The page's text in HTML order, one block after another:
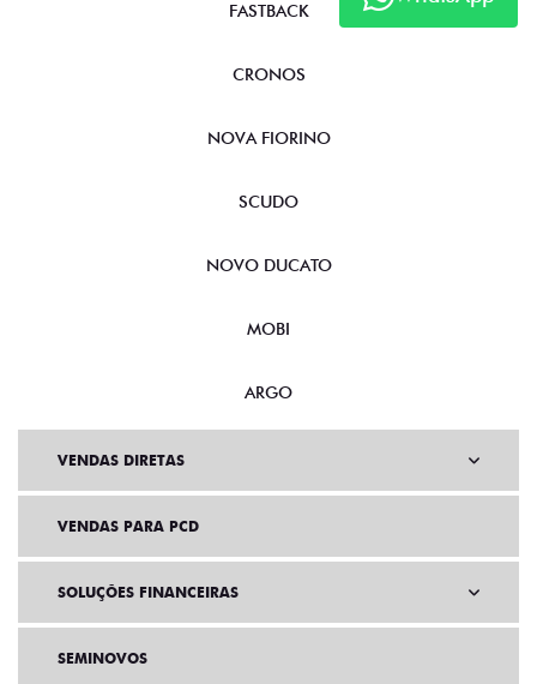
FASTBACK
CRONOS
NOVA FIORINO
SCUDO
NOVO DUCATO
MOBI
ARGO
VENDAS DIRETAS
VENDAS PARA PCD
SOLUÇÕES FINANCEIRAS
SEMINOVOS